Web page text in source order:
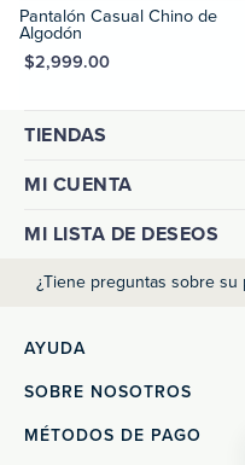
Pantalón Casual Chino de
Algodón
$2,999.00
TIENDAS
MI CUENTA
MI LISTA DE DESEOS
¿Tiene preguntas sobre su
AYUDA
SOBRE NOSOTROS
MÉTODOS DE PAGO